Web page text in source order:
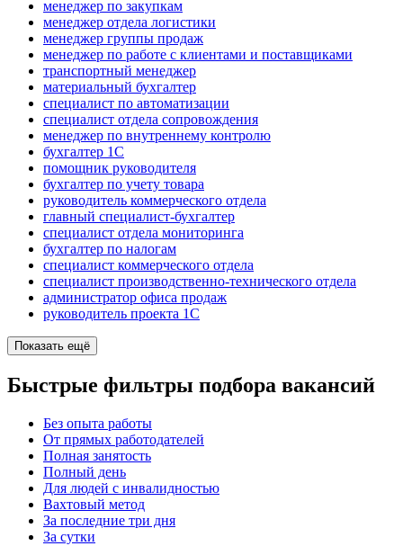
менеджер по закупкам
менеджер отдела логистики
менеджер группы продаж
менеджер по работе с клиентами и поставщиками
транспортный менеджер
материальный бухгалтер
специалист по автоматизации
специалист отдела сопровождения
менеджер по внутреннему контролю
бухгалтер 1C
помощник руководителя
бухгалтер по учету товара
руководитель коммерческого отдела
главный специалист-бухгалтер
специалист отдела мониторинга
бухгалтер по налогам
специалист коммерческого отдела
специалист производственно-технического отдела
администратор офиса продаж
руководитель проекта 1C
Показать ещё
Быстрые фильтры подбора вакансий
Без опыта работы
От прямых работодателей
Полная занятость
Полный день
Для людей с инвалидностью
Вахтовый метод
За последние три дня
За сутки